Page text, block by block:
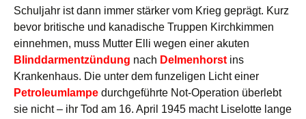
Schuljahr ist dann immer stärker vom Krieg geprägt. Kurz
bevor britische und kanadische Truppen Kirchkimmen
einnehmen, muss Mutter Elli wegen einer akuten
Blinddarmentzündung nach Delmenhorst ins
Krankenhaus. Die unter dem funzeligen Licht einer
Petroleumlampe durchgeführte Not-Operation überlebt
sie nicht – ihr Tod am 16. April 1945 macht Liselotte lange